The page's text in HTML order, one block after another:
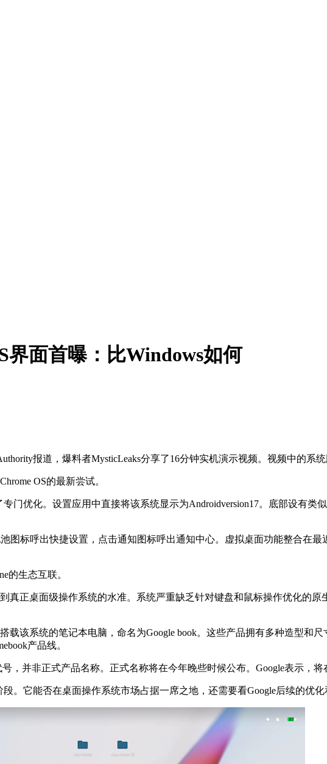
界面首曝：比Windows如何
报道，爆料者MysticLeaks分享了16分钟实机演示视频。视频中的系统
OS的最新尝试。
优化。设置应用中直接将该系统显示为Androidversion17。底部设有类
标呼出快捷设置，点击通知图标呼出通知中心。虚拟桌面功能整合在最
的生态互联。
正桌面级操作系统的水准。系统严重缺乏针对键盘和鼠标操作优化的原
该系统的笔记本电脑，命名为Google book。这些产品拥有多种造型和
产品线。
并非正式产品名称。正式名称将在今年晚些时候公布。Google表示，将
它能否在桌面操作系统市场占据一席之地，还需要看Google后续的优化